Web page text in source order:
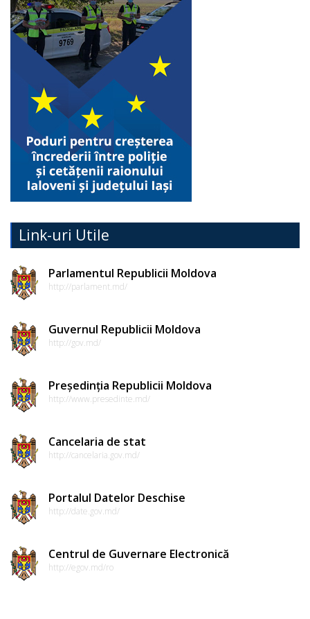
Link-uri Utile
Parlamentul Republicii Moldova
http://parlament.md/
Guvernul Republicii Moldova
http://gov.md/
Președinția Republicii Moldova
http://www.presedinte.md/
Cancelaria de stat
http://cancelaria.gov.md/
Portalul Datelor Deschise
http://date.gov.md/
Centrul de Guvernare Electronică
http://egov.md/ro